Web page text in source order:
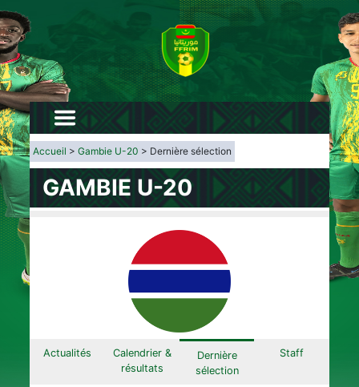
Accueil >Gambie U-20 > Dernière sélection
GAMBIE U-20
Actualités
Calendrier &
résultats
Dernière
sélection
Staff